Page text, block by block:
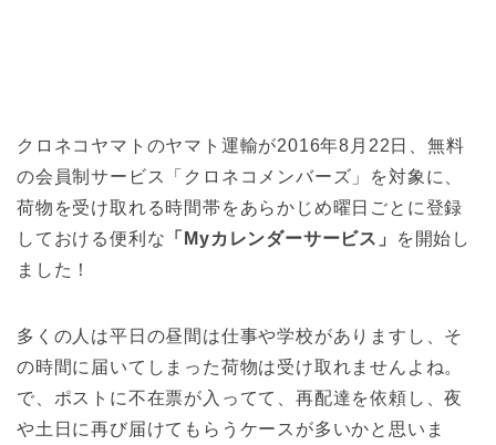
クロネコヤマトのヤマト運輸が2016年8月22日、無料
の会員制サービス「クロネコメンバーズ」を対象に、
荷物を受け取れる時間帯をあらかじめ曜日ごとに登録
しておける便利な 「Myカレンダーサービス」
を開始し
ました！
多くの人は平日の昼間は仕事や学校がありますし、そ
の時間に届いてしまった荷物は受け取れませんよね。
で、ポストに不在票が入ってて、再配達を依頼し、夜
や土日に再び届けてもらうケースが多いかと思いま